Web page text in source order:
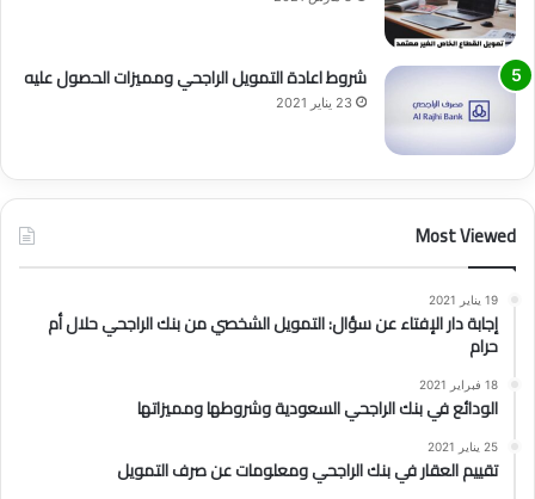
شروط اعادة التمويل الراجحي ومميزات الحصول عليه
23 يناير 2021
Most Viewed
19 يناير 2021
إجابة دار الإفتاء عن سؤال: التمويل الشخصي من بنك الراجحي حلال أم
حرام
18 فبراير 2021
الودائع في بنك الراجحي السعودية وشروطها ومميزاتها
25 يناير 2021
تقييم العقار في بنك الراجحي ومعلومات عن صرف التمويل